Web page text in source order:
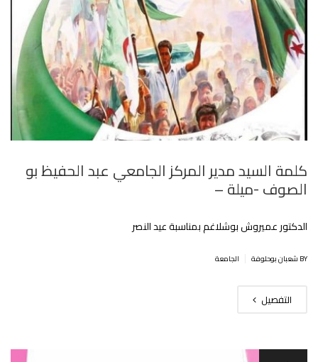
كلمة السيد مدير المركز الجامعي عبد الحفيظ بو
الصوف -ميلة –
الدكتور عميروش بوشلاغم بمناسبة عيد النصر
BY شعبان بوحلوفة الجامعة
التفصيل